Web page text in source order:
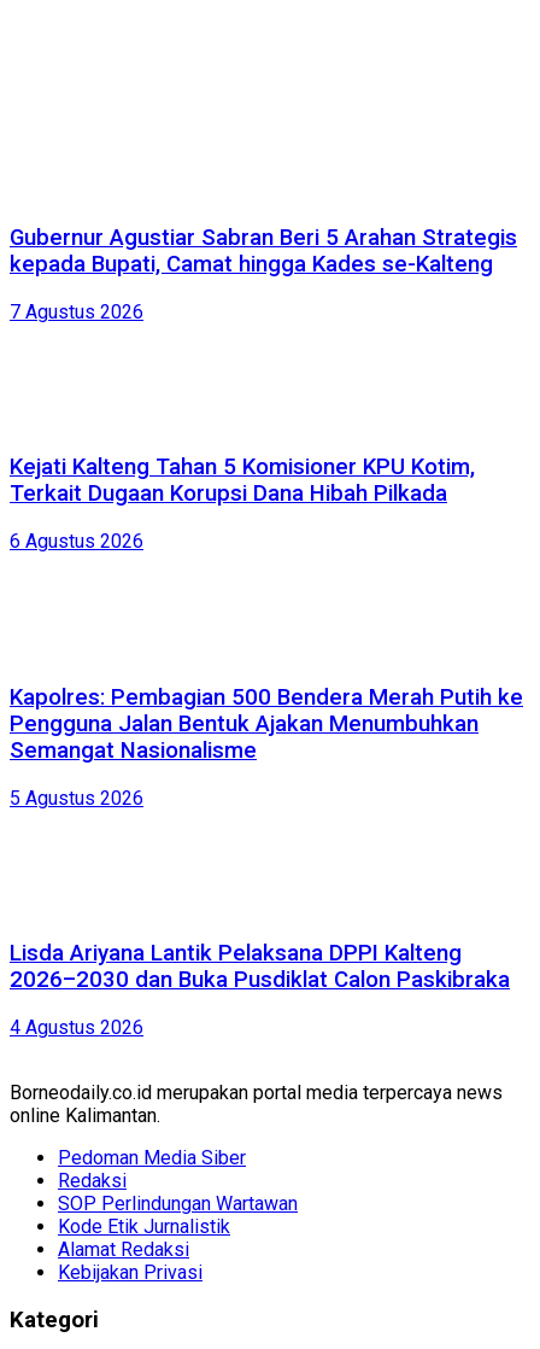
Gubernur Agustiar Sabran Beri 5 Arahan Strategis
kepada Bupati, Camat hingga Kades se-Kalteng
7 Agustus 2026
Kejati Kalteng Tahan 5 Komisioner KPU Kotim,
Terkait Dugaan Korupsi Dana Hibah Pilkada
6 Agustus 2026
Kapolres: Pembagian 500 Bendera Merah Putih ke
Pengguna Jalan Bentuk Ajakan Menumbuhkan
Semangat Nasionalisme
5 Agustus 2026
Lisda Ariyana Lantik Pelaksana DPPI Kalteng
2026–2030 dan Buka Pusdiklat Calon Paskibraka
4 Agustus 2026
Borneodaily.co.id merupakan portal media terpercaya news
online Kalimantan.
Pedoman Media Siber
Redaksi
SOP Perlindungan Wartawan
Kode Etik Jurnalistik
Alamat Redaksi
Kebijakan Privasi
Kategori